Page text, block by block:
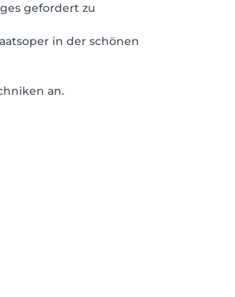
gefordert zu
in der schönen
an.